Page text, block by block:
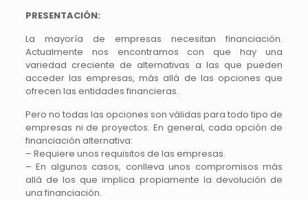
PRESENTACIÓN:
La mayoría de empresas necesitan financiación.
Actualmente nos encontramos con que hay una
variedad creciente de alternativas a las que pueden
acceder las empresas, más allá de las opciones que
ofrecen las entidades financieras.
Pero no todas las opciones son válidas para todo tipo de
empresas ni de proyectos. En general, cada opción de
financiación alternativa:
– Requiere unos requisitos de las empresas.
– En algunos casos, conlleva unos compromisos más
allá de los que implica propiamente la devolución de
una financiación.